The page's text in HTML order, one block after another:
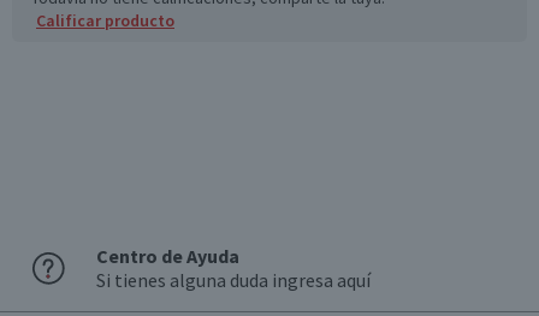
Cosecha
Individual
Calificar producto
Centro de Ayuda
Si tienes alguna duda ingresa aquí